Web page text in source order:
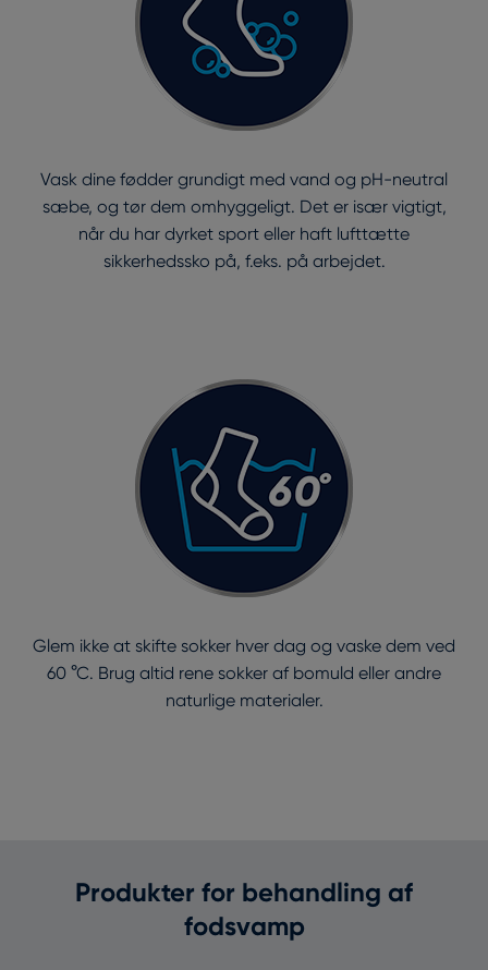
Vask dine fødder grundigt med vand og pH-neutral
sæbe, og tør dem omhyggeligt. Det er især vigtigt,
når du har dyrket sport eller haft lufttætte
sikkerhedssko på, f.eks. på arbejdet.
Glem ikke at skifte sokker hver dag og vaske dem ved
60 °C. Brug altid rene sokker af bomuld eller andre
naturlige materialer.
Produkter for behandling af
fodsvamp